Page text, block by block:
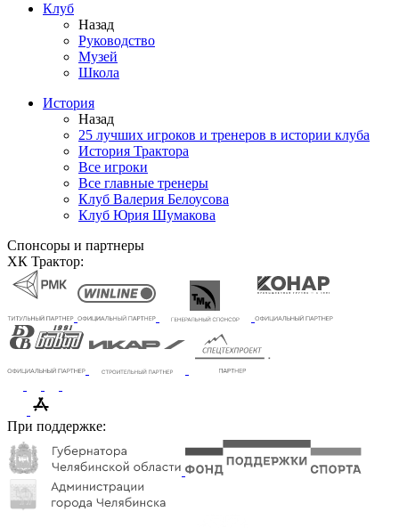
Клуб
Назад
Руководство
Музей
Школа
История
Назад
25 лучших игроков и тренеров в истории клуба
История Трактора
Все игроки
Все главные тренеры
Клуб Валерия Белоусова
Клуб Юрия Шумакова
Спонсоры и партнеры
ХК Трактор:
При поддержке: